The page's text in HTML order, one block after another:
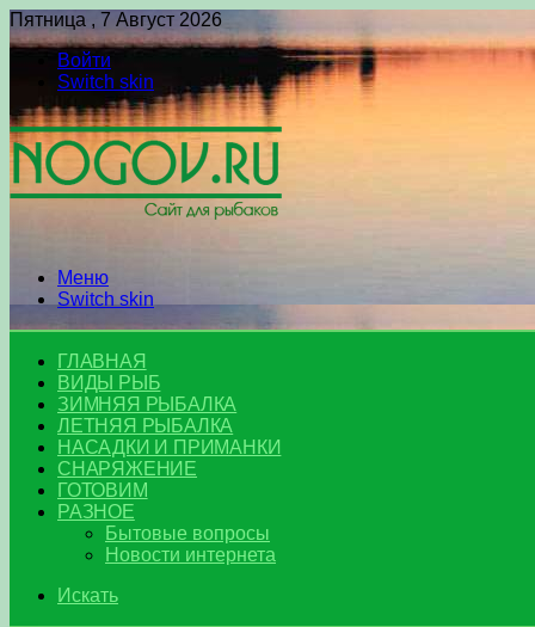
Пятница , 7 Август 2026
Войти
Switch skin
Меню
Switch skin
ГЛАВНАЯ
ВИДЫ РЫБ
ЗИМНЯЯ РЫБАЛКА
ЛЕТНЯЯ РЫБАЛКА
НАСАДКИ И ПРИМАНКИ
СНАРЯЖЕНИЕ
ГОТОВИМ
РАЗНОЕ
Бытовые вопросы
Новости интернета
Искать